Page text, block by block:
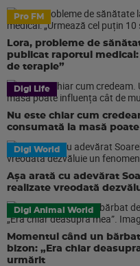
Pro FM
Lora, probleme de
publicat raportul
de terapie”
Digi Life
Nu este chiar cum
consumată la masă
Digi World
Așa arată cu adevărat
realizate vreodată
Digi Animal World
Momentul când un
bizon: „Era chiar
urmărit